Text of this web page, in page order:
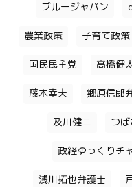
ブルージャパン
農業政策 子育て政策
国民民主党 高橋健
藤木幸夫 郷原信郎
及川健二 つ
政経ゆっくりチ
浅川拓也弁護士